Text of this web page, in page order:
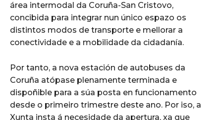
área intermodal da Coruña-San Cristovo,
concibida para integrar nun único espazo os
distintos modos de transporte e mellorar a
conectividade e a mobilidade da cidadanía.
Por tanto, a nova estación de autobuses da
Coruña atópase plenamente terminada e
dispoñible para a súa posta en funcionamento
desde o primeiro trimestre deste ano. Por iso, a
Xunta insta á necesidade da apertura, xa que